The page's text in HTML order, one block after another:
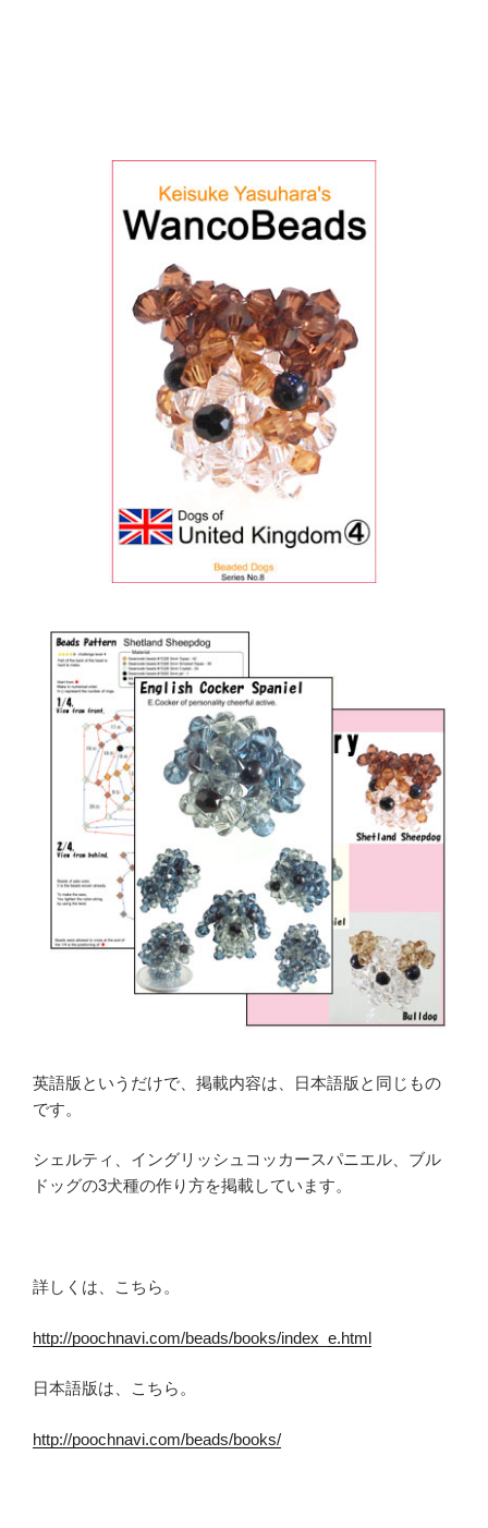
英語版というだけで、掲載内容は、日本語版と同じもの
です。
シェルティ、イングリッシュコッカースパニエル、ブル
ドッグの3犬種の作り方を掲載しています。
詳しくは、こちら。
http://poochnavi.com/beads/books/index_e.html
日本語版は、こちら。
http://poochnavi.com/beads/books/